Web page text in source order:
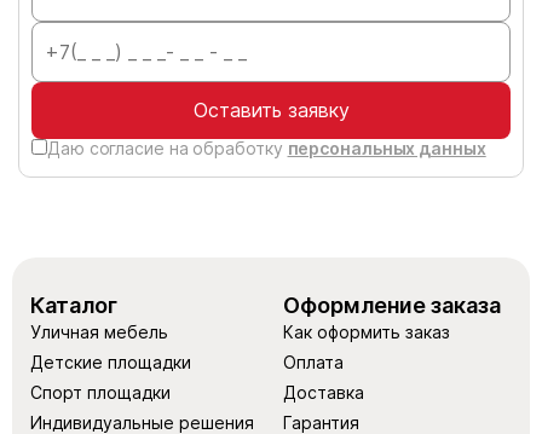
Оставить заявку
Даю согласие на обработку персональных данных
Каталог
Уличная мебель
Детские площадки
Спорт площадки
Индивидуальные решения
Оформление заказа
Как оформить заказ
Оплата
Доставка
Гарантия